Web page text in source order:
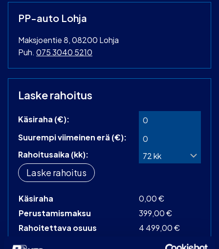
PP-auto Lohja
Maksjoentie 8, 08200 Lohja
Puh. 075 3040 5210
Laske rahoitus
Käsiraha (€):
Suurempi viimeinen erä (€):
Rahoitusaika (kk):
Laske rahoitus
Käsiraha
0,00 €
Perustamismaksu
399,00 €
Rahoitettava osuus
4 499,00 €
Käsittelymaksu
19,00 €/kk